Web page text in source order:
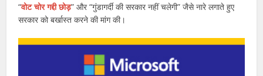
“वोट चोर गद्दी छोड़” और “गुंडागर्दी की सरकार नहीं चलेगी” जैसे नारे लगाते हुए
सरकार को बर्खास्त करने की मांग की।